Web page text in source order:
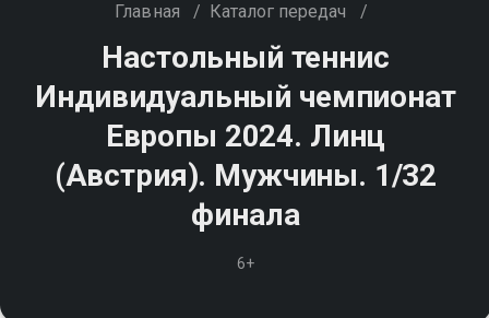
Главная / Каталог передач /
Настольный теннис
Индивидуальный чемпионат
Европы 2024. Линц
(Австрия). Мужчины. 1/32
финала
6+